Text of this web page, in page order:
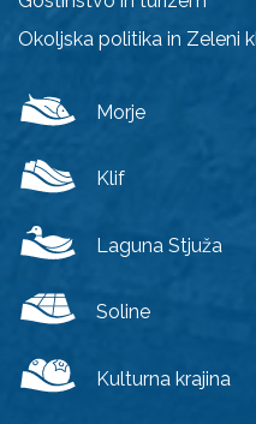
Okoljska politika in Zeleni
Morje
Klif
Laguna Stjuža
Soline
Kulturna krajina